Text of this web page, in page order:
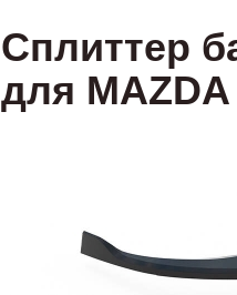
Сплиттер
для